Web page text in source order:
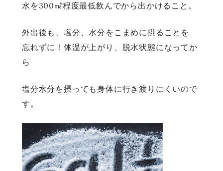
水を300㎖程度最低飲んでから出かけること。
外出後も、塩分、水分をこまめに摂ることを
忘れずに！体温が上がり、脱水状態になってか
ら
塩分水分を摂っても身体に行き渡りにくいので
す。